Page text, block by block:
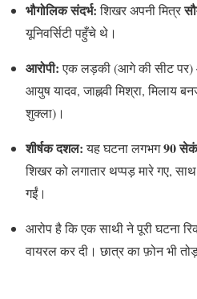
भौगोलिक संदर्भ:शिखर अपनी मित्र
यूनिवर्सिटी पहुँचे थे।
आरोपी:एक लड़की (आगे की सीट पर)
आयुष यादव, जाह्नवी मिश्रा, मिलाय
शुक्ला)।
शीर्षक दशल:यह घटना लगभग90
शिखर को लगातार थप्पड़ मारे गए,
गईं।
आरोप है कि एक साथी ने पूरी घटना
वायरल कर दी। छात्र का फ़ोन भी तोड़